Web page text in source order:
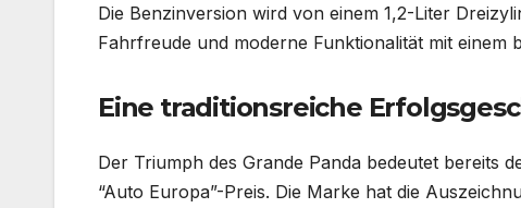
Die Benzinversion wird von einem 1,2-Liter
Fahrfreude und moderne Funktionalität mit einem
Eine traditionsreiche
Der Triumph des Grande Panda bedeutet bereits
“Auto Europa”-Preis. Die Marke hat die